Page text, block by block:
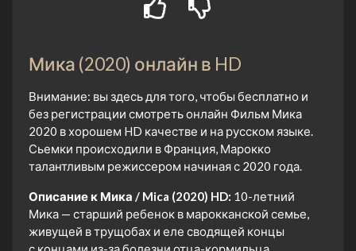
Мика (2020) онлайн в HD
Внимание: вы здесь для того, чтобы бесплатно и
без регистрации смотреть онлайн Фильм Мика
2020 в хорошем HD качестве и на русском языке.
Сьемки происходили в Франция, Марокко
талантливым режиссером начиная с 2020 года.
Описание к Мика / Mica (2020) HD: 10-летний
Мика — старший ребенок в марокканской семье,
живущей в трущобах и еле сводящей концы